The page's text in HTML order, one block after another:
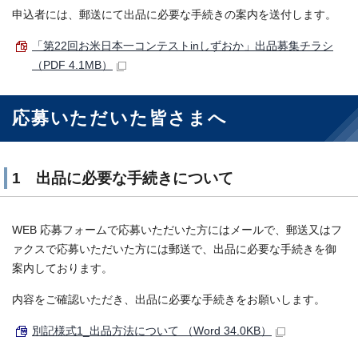
申込者には、郵送にて出品に必要な手続きの案内を送付します。
「第22回お米日本一コンテストinしずおか」出品募集チラシ
（PDF 4.1MB）
応募いただいた皆さまへ
1 出品に必要な手続きについて
WEB 応募フォームで応募いただいた方にはメールで、郵送又はフ
ァクスで応募いただいた方には郵送で、出品に必要な手続きを御
案内しております。
内容をご確認いただき、出品に必要な手続きをお願いします。
別記様式1_出品方法について （Word 34.0KB）